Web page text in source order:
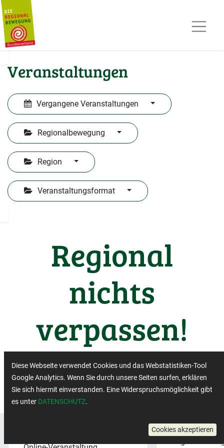
MITGLIED WERDEN
Veranstaltungen
Vergangene Veranstaltungen
Regionalbewegung
Region
Veranstaltungsformat
Regional
nichts
verpassen!
Wichtige Termine aus der
Regiobranche
Diese Webseite verwendet Cookies und das Webstatistiken-Tool
Google Analytics. Wenn Sie durch unsere Seiten surfen, erklären
Sie sich hiermit einverstanden. Eine Widerspruchsmöglichkeit gibt
es unter DATENSCHUTZ.
Cookies akzeptieren